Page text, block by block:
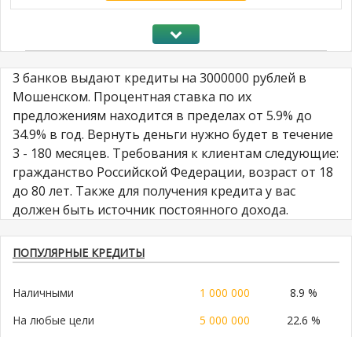
3 банков выдают кредиты на 3000000 рублей в
Мошенском. Процентная ставка по их
предложениям находится в пределах от 5.9% до
34.9% в год. Вернуть деньги нужно будет в течение
3 - 180 месяцев. Требования к клиентам следующие:
гражданство Российской Федерации, возраст от 18
до 80 лет. Также для получения кредита у вас
должен быть источник постоянного дохода.
ПОПУЛЯРНЫЕ КРЕДИТЫ
Наличными 1 000 000
8.9 %
На любые цели
5 000 000 22.6 %